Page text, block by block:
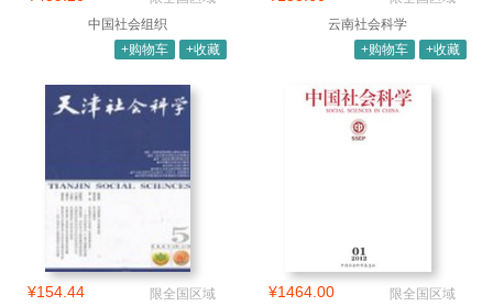
中国社会组织
+购物车
+收藏
云南社会科学
+购物车
+收藏
¥154.44
限全国区域
¥1464.00
限全国区域